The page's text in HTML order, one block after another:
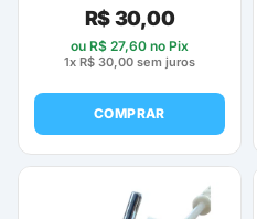
R$30,00
ou R$ 27,60 no Pix
1x R$ 30,00 sem juros
COMPRAR